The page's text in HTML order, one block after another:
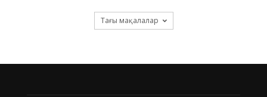
Тағы мақалалар